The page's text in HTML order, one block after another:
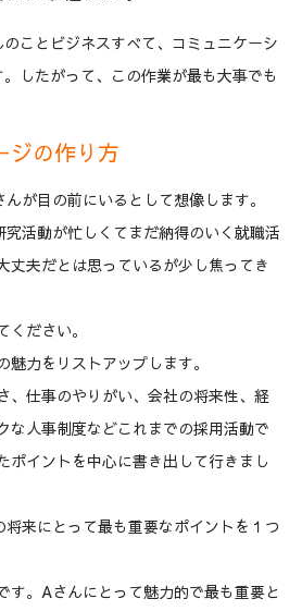
ことビジネスすべて、コミュニケーシ
したがって、この作業が最も大事でも
ジの作り方
が目の前にいるとして想像します。
活動が忙しくてまだ納得のいく就職活
丈夫だとは思っているが少し焦ってき
ください。
魅力をリストアップします。
、仕事のやりがい、会社の将来性、経
な人事制度などこれまでの採用活動で
ポイントを中心に書き出して行きまし
来にとって最も重要なポイントを１つ
す。Aさんにとって魅力的で最も重要と